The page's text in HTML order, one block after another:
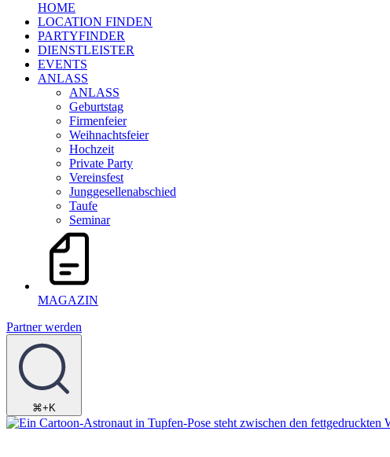
HOME
LOCATION FINDEN
PARTYFINDER
DIENSTLEISTER
EVENTS
ANLASS
ANLASS
Geburtstag
Firmenfeier
Weihnachtsfeier
Hochzeit
Private Party
Vereinsfest
Junggesellenabschied
Taufe
Seminar
MAGAZIN
Partner werden
⌘+K